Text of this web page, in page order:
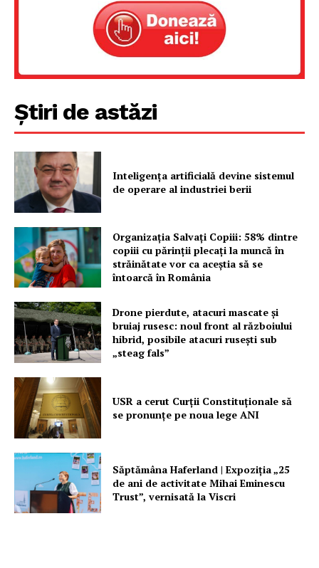
PRESShub
Despre noi / Echipa
Rețea
Știri de astăzi
Inteligența artificială devine sistemul
de operare al industriei berii
Organizația Salvați Copiii: 58% dintre
copiii cu părinții plecați la muncă în
străinătate vor ca aceștia să se
întoarcă în România
Drone pierdute, atacuri mascate și
bruiaj rusesc: noul front al războiului
hibrid, posibile atacuri rusești sub
„steag fals”
USR a cerut Curții Constituționale să
se pronunțe pe noua lege ANI
Săptămâna Haferland | Expoziţia „25
de ani de activitate Mihai Eminescu
Trust”, vernisată la Viscri